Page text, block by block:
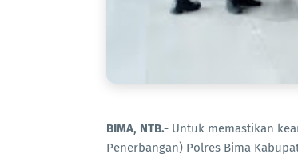
BIMA, NTB.- Untuk memastikan
Penerbangan) Polres Bima